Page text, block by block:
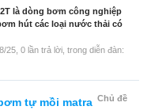
là dòng bơm công nghiệp
hút các loại nước thải có
25 , 0 lần trả lời, trong diễn đàn:
Chủ đề
tự mồi matra